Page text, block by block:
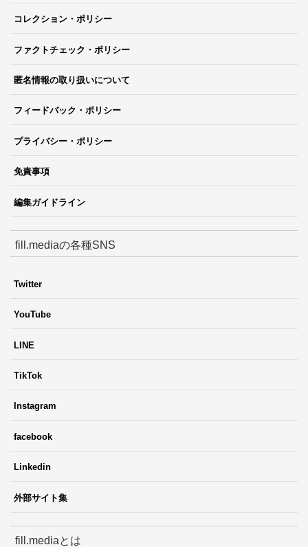
コレクション・ポリシー
ファクトチェック・ポリシー
匿名情報の取り扱いについて
フィードバック・ポリシー
プライバシー・ポリシー
免責事項
編集ガイドライン
fill.mediaの各種SNS
Twitter
YouTube
LINE
TikTok
Instagram
facebook
Linkedin
外部サイト集
fill.mediaとは